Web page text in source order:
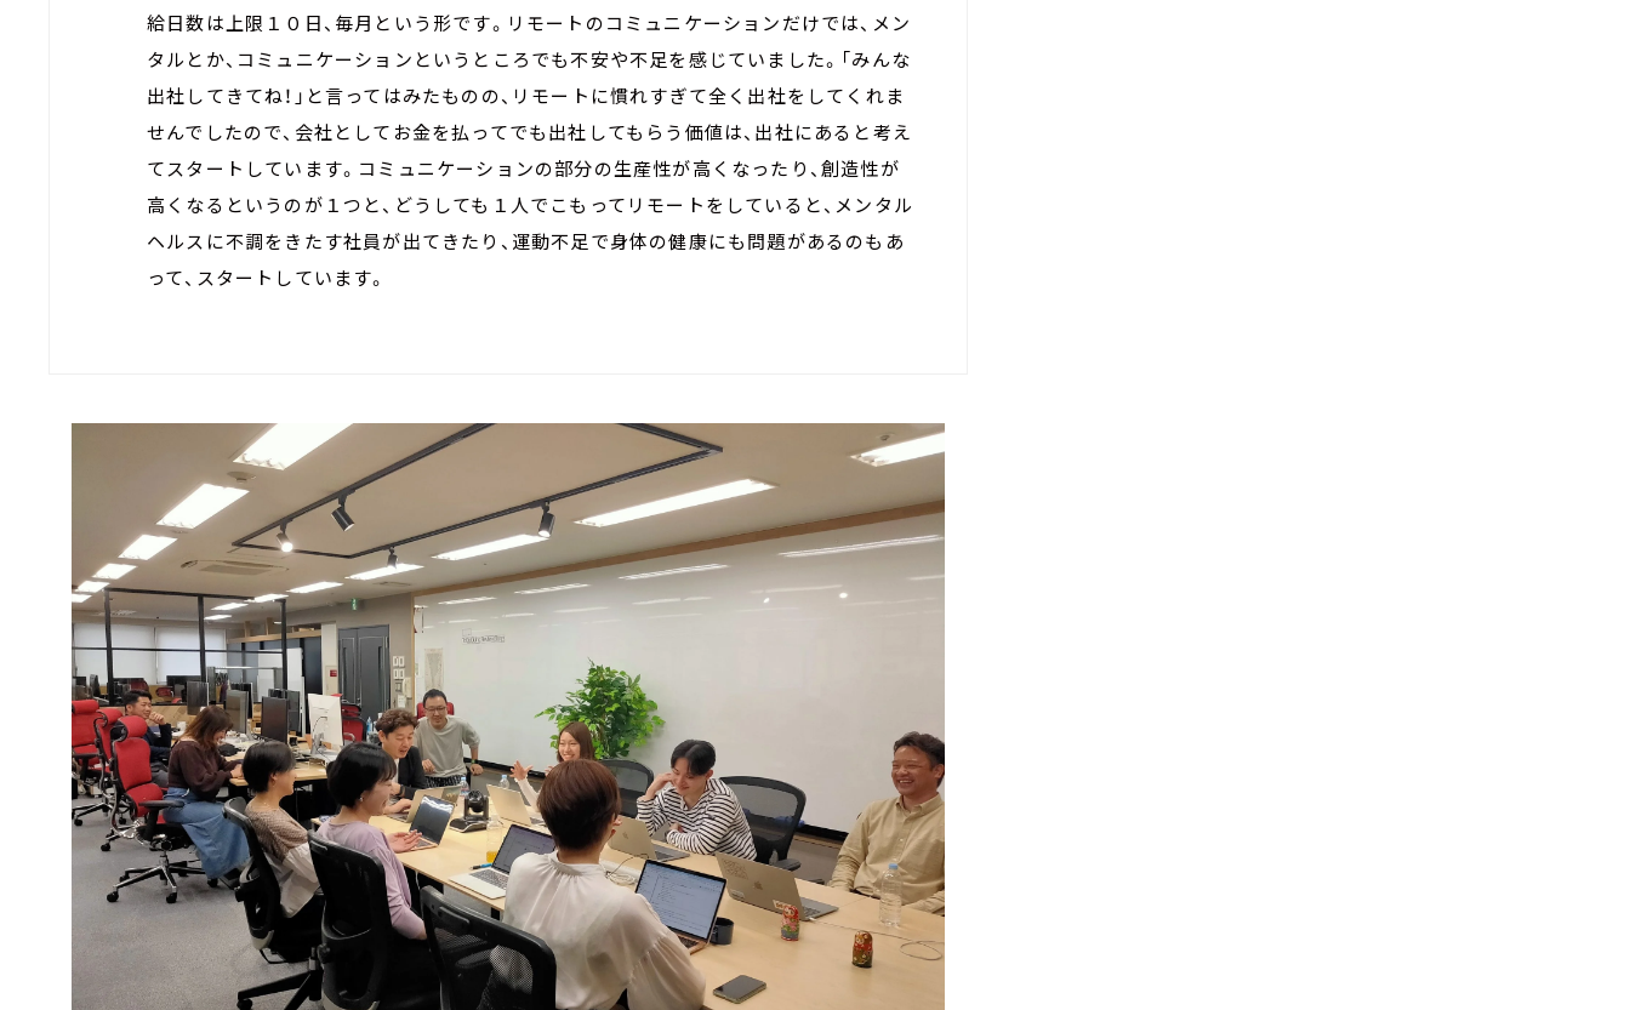
給日数は上限１０日、毎月という形です。リモートのコミュニケーションだけでは、メン
タルとか、コミュニケーションというところでも不安や不足を感じていました。「みんな
出社してきてね！」と言ってはみたものの、リモートに慣れすぎて全く出社をしてくれま
せんでしたので、会社としてお金を払ってでも出社してもらう価値は、出社にあると考え
てスタートしています。コミュニケーションの部分の生産性が高くなったり、創造性が
高くなるというのが１つと、どうしても１人でこもってリモートをしていると、メンタル
ヘルスに不調をきたす社員が出てきたり、運動不足で身体の健康にも問題があるのもあ
って、スタートしています。